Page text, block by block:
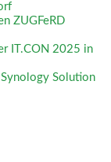
ZUGFeRD
IT.CON 2025 in
Solution